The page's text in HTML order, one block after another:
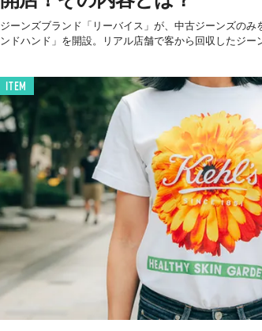
ジーンズブランド「リーバイス」が、中古ジーンズのみ
ンドハンド」を開設。リアル店舗で客から回収したジー
ITEM